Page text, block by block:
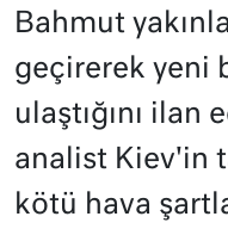
Bahmut
geçirerek yeni
ulaştığını ilan
analist Kiev'in
kötü hava